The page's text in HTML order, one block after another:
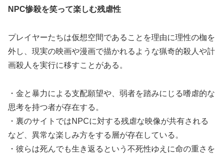
NPC惨殺を笑って楽しむ残虐性
プレイヤーたちは仮想空間であることを理由に理性の枷を
外し、現実の映画や漫画で描かれるような猟奇的殺人や計
画殺人を実行に移すことがある。
・金と暴力による支配願望や、弱者を踏みにじる嗜虐的な
思考を持つ者が存在する。
・裏のサイトではNPCに対する残虐な映像が共有される
など、異常な楽しみ方をする層が存在している。
・彼らは死んでも生き返るという不死性ゆえに命の重さを